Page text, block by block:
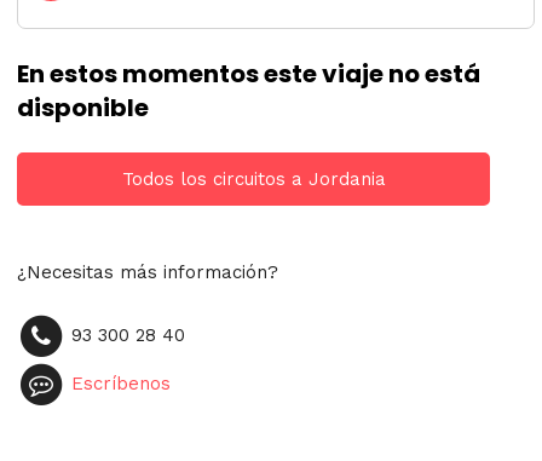
En estos momentos este viaje no está
disponible
Todos los circuitos a Jordania
¿Necesitas más información?
93 300 28 40
Escríbenos